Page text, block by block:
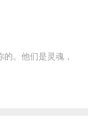
。他们是灵魂，